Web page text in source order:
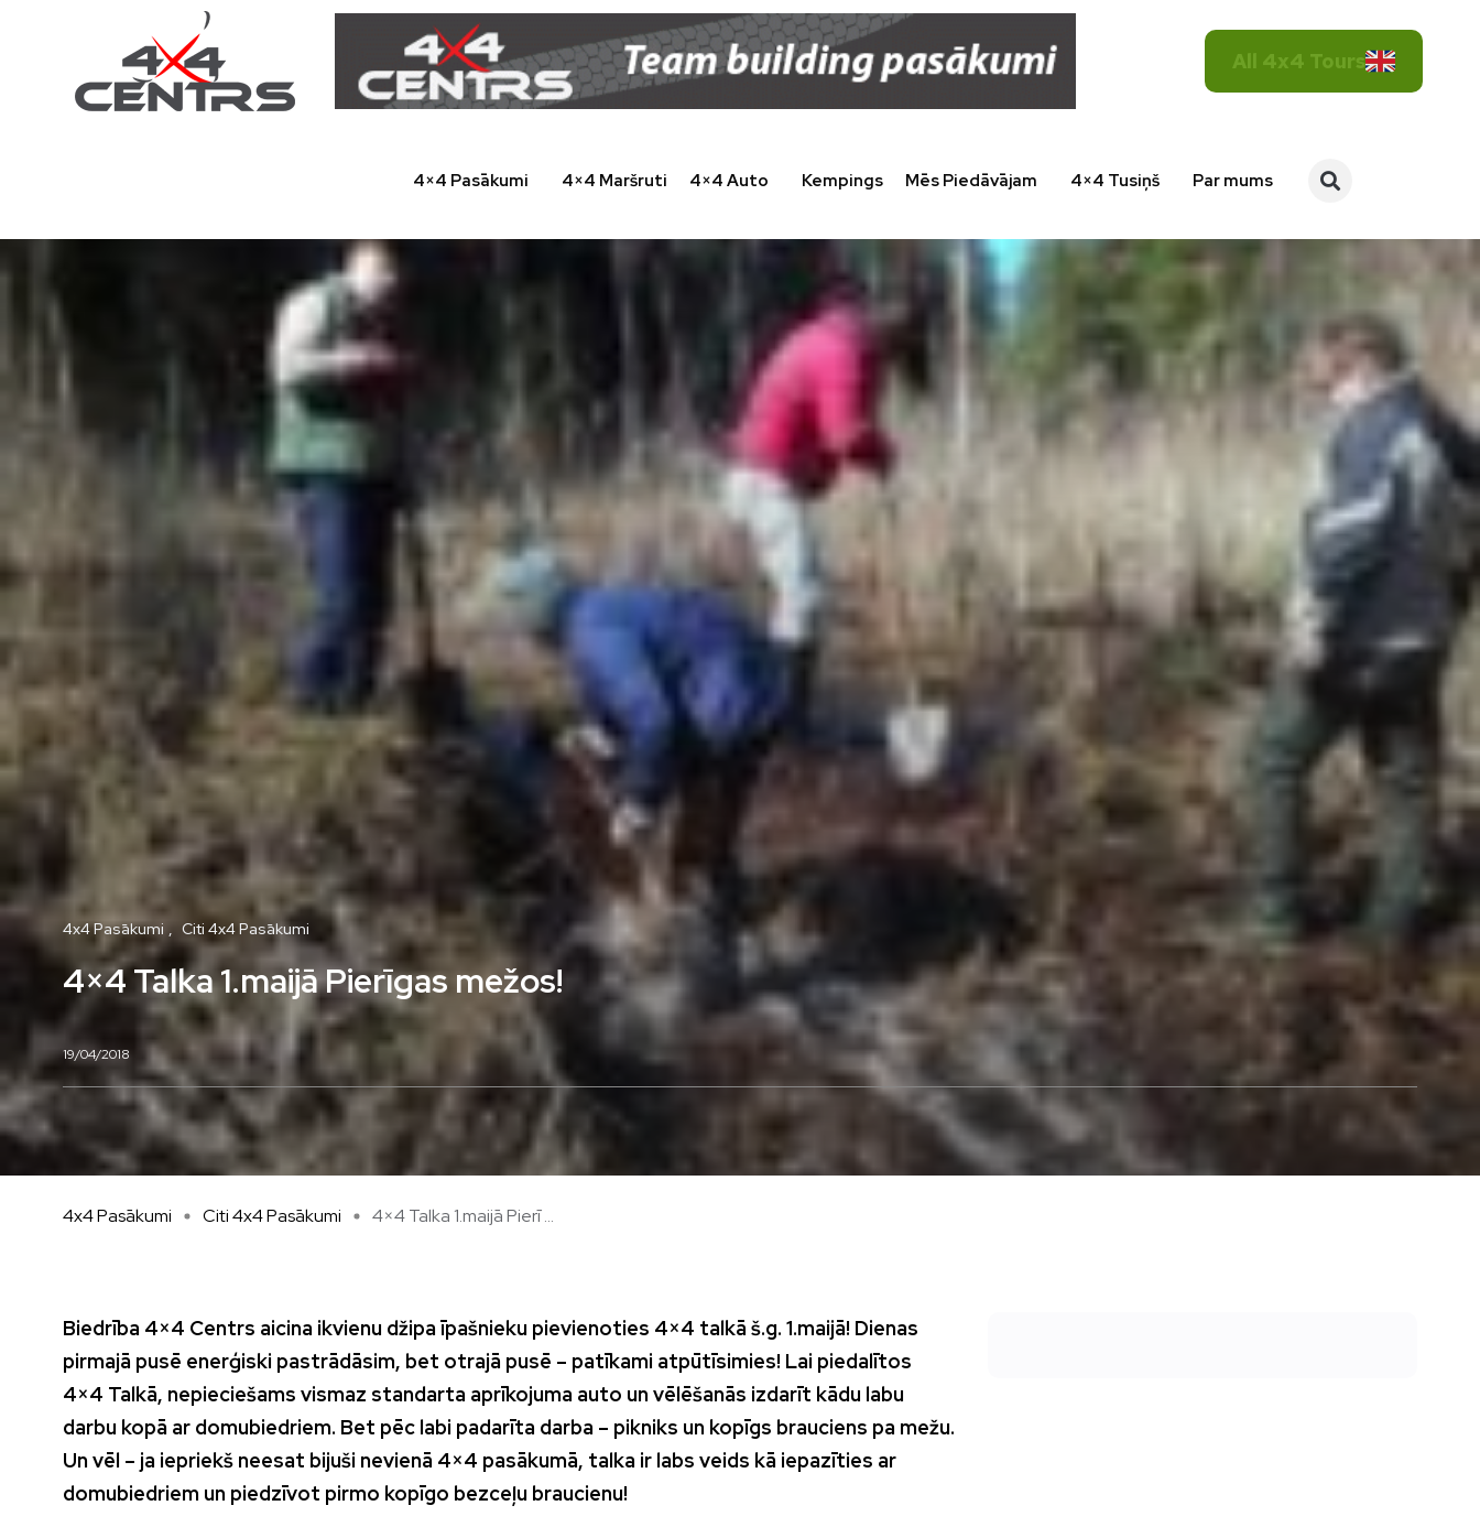
All 4x4 Tours
4×4 Pasākumi 4×4 Maršruti 4×4 Auto Kempings Mēs Piedāvājam 4×4 Tusiņš Par mums
4x4 Pasākumi Citi 4x4 Pasākumi
4×4 Talka 1.maijā Pierīgas mežos!
19/04/2018
4x4 Pasākumi Citi 4x4 Pasākumi 4×4 Talka 1.maijā Pierī ...
Biedrība 4×4 Centrs aicina ikvienu džipa īpašnieku pievienoties 4×4 talkā š.g. 1.maijā! Dienas
pirmajā pusē enerģiski pastrādāsim, bet otrajā pusē – patīkami atpūtīsimies! Lai piedalītos
4×4 Talkā, nepieciešams vismaz standarta aprīkojuma auto un vēlēšanās izdarīt kādu labu
darbu kopā ar domubiedriem. Bet pēc labi padarīta darba – pikniks un kopīgs brauciens pa mežu.
Un vēl – ja iepriekš neesat bijuši nevienā 4×4 pasākumā, talka ir labs veids kā iepazīties ar
domubiedriem un piedzīvot pirmo kopīgo bezceļu braucienu!